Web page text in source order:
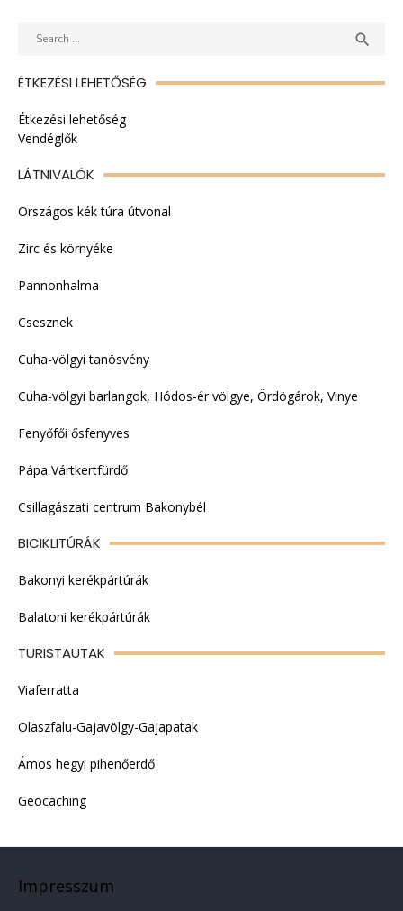
Search

ÉTKEZÉSI LEHETŐSÉG
Étkezési lehetőség
Vendéglők
LÁTNIVALÓK
Országos kék túra útvonal
Zirc és környéke
Pannonhalma
Csesznek
Cuha-völgyi tanösvény
Cuha-völgyi barlangok, Hódos-ér völgye, Ördögárok, Vinye
Fenyőfői ősfenyves
Pápa Vártkertfürdő
Csillagászati centrum Bakonybél
BICIKLITÚRÁK
Bakonyi kerékpártúrák
Balatoni kerékpártúrák
TURISTAUTAK
Viaferratta
Olaszfalu-Gajavölgy-Gajapatak
Ámos hegyi pihenőerdő
Geocaching
Impresszum